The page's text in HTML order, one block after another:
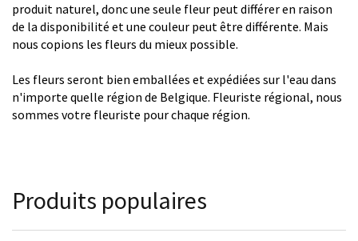
produit naturel, donc une seule fleur peut différer en raison
de la disponibilité et une couleur peut être différente. Mais
nous copions les fleurs du mieux possible.
Les fleurs seront bien emballées et expédiées sur l'eau dans
n'importe quelle région de Belgique. Fleuriste régional, nous
sommes votre fleuriste pour chaque région.
Produits populaires